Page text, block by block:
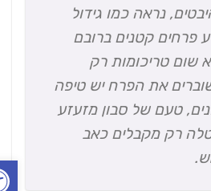
נראה כמו גידול
פרחים קטנים ברובם
שום טריכומות רק
את הפרח יש טיפה
טעם של סבון מזעזע
רק מקבלים כאב